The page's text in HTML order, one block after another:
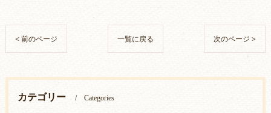
< 前のページ 一覧に戻る 次のページ >
カテゴリー Categories